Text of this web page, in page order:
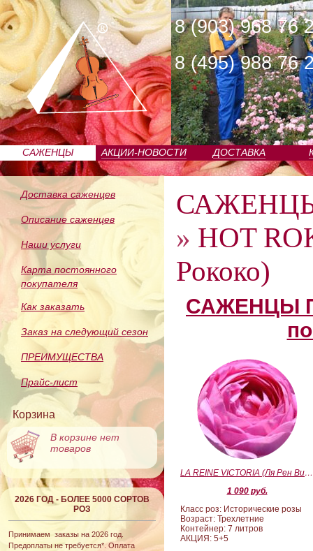
8 (903) 968 76
8 (495) 988 76
САЖЕНЦЫ
ПИТОМНИКА
АКЦИИ-НОВОСТИ ДОСТАВКА
Доставка саженцев
Описание саженцев
Наши услуги
Карта постоянного
покупателя
Как заказать
Заказ на следующий сезон
ПРЕИМУЩЕСТВА
Прайс-лист
Корзина
В корзине нет
товаров
2026 ГОД - БОЛЕЕ 5000 СОРТОВ
РОЗ
Принимаем заказы на 2026 год.
Предоплаты не требуется*. Оплата
» HOT
Рококо)
САЖЕНЦЫ
LA REINE VICTORIA (Ля Рен Виктория)
1 090 руб.
Класс роз: Исторические розы
Возраст: Трехлетние
Контейнер: 7 литров
АКЦИЯ: 5+5